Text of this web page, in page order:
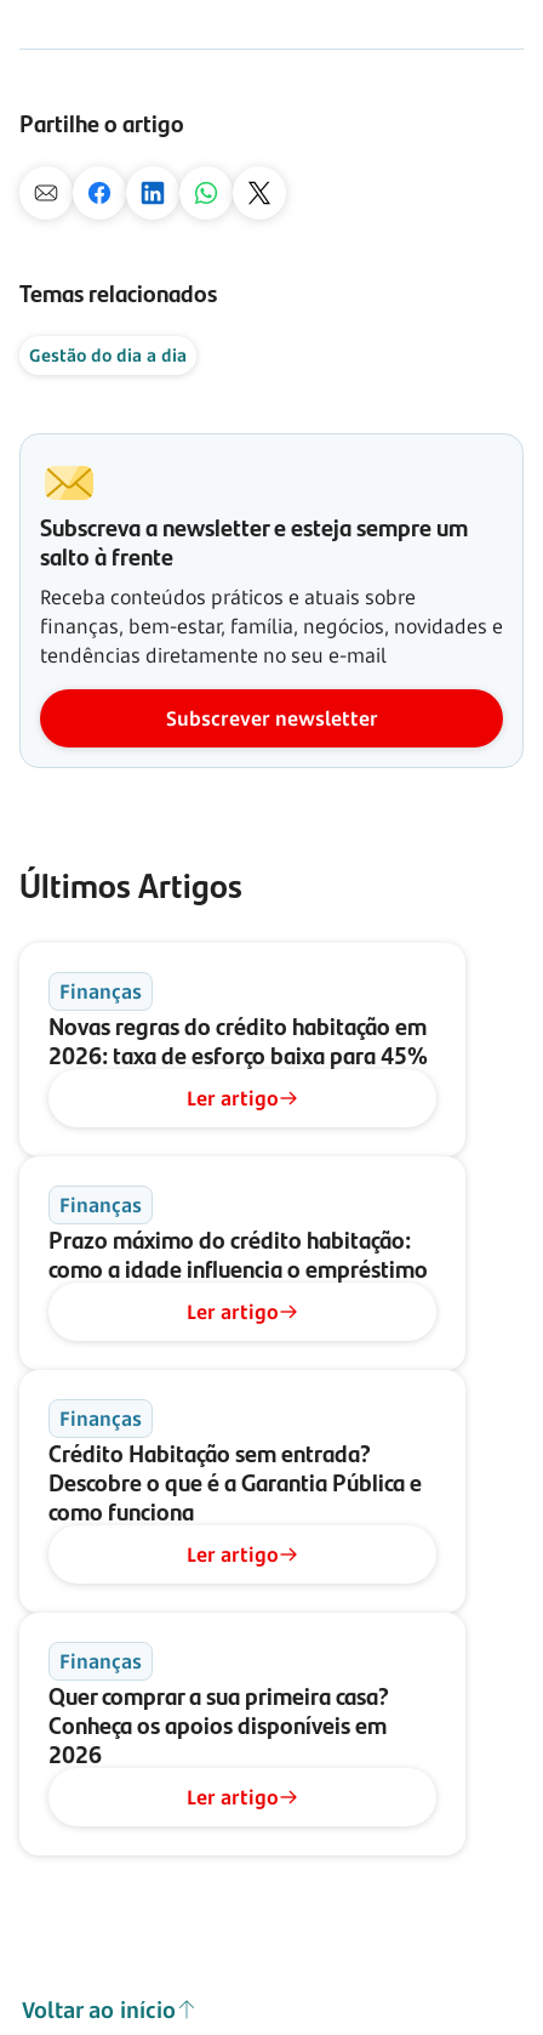
Partilhe o artigo
Temas relacionados
Gestão do dia a dia
Subscreva a newsletter e esteja sempre um
salto à frente
Receba conteúdos práticos e atuais sobre
finanças, bem-estar, família, negócios, novidades e
tendências diretamente no seu e-mail
Subscrever newsletter
Últimos Artigos
Finanças
Novas regras do crédito habitação em
2026: taxa de esforço baixa para 45%
Ler artigo
Finanças
Prazo máximo do crédito habitação:
como a idade influencia o empréstimo
Ler artigo
Finanças
Crédito Habitação sem entrada?
Descobre o que é a Garantia Pública e
como funciona
Ler artigo
Finanças
Quer comprar a sua primeira casa?
Conheça os apoios disponíveis em
2026
Ler artigo
Voltar ao início